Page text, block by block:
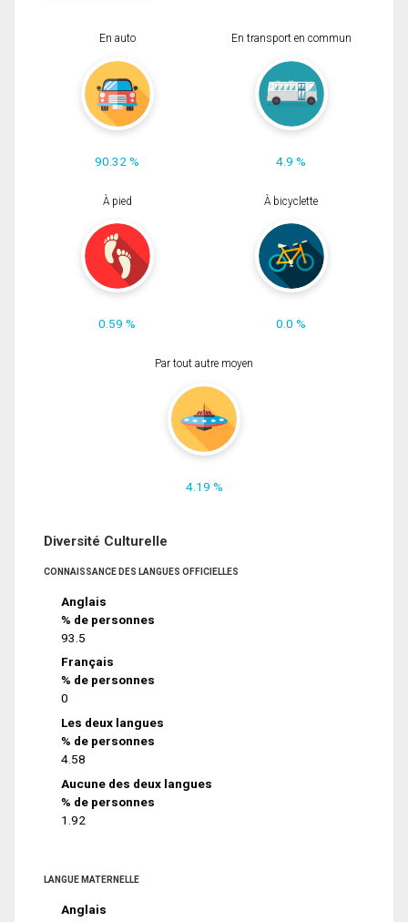
En auto
90.32 %
En transport en commun
4.9 %
À pied
0.59 %
À bicyclette
0.0 %
Par tout autre moyen
4.19 %
Diversité Culturelle
CONNAISSANCE DES LANGUES OFFICIELLES
Anglais
% de personnes
93.5
Français
% de personnes
0
Les deux langues
% de personnes
4.58
Aucune des deux langues
% de personnes
1.92
LANGUE MATERNELLE
Anglais